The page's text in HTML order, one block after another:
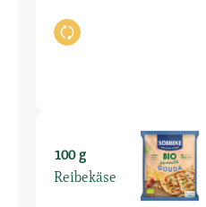
Auswahl ändern
100 g
Reibekäse